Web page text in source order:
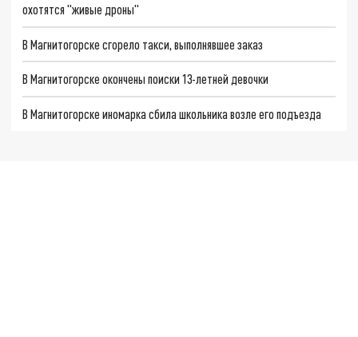
охотятся "живые дроны"
В Магнитогорске сгорело такси, выполнявшее заказ
В Магнитогорске окончены поиски 13-летней девочки
В Магнитогорске иномарка сбила школьника возле его подъезда